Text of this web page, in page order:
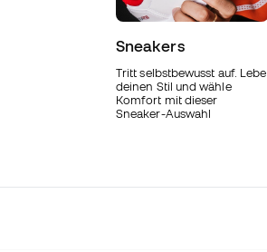
Sneakers
Tritt selbstbewusst auf. Lebe
deinen Stil und wähle
Komfort mit dieser
Sneaker-Auswahl